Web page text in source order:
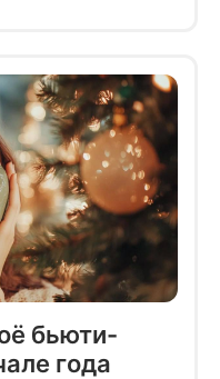
тех, кто
бьюти-
года